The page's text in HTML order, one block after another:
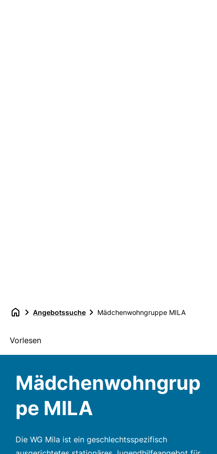
Angebotssuche Mädchenwohngruppe MILA
Vorlesen
Mädchenwohngrup
pe MILA
Die WG Mila ist ein geschlechtsspezifisch